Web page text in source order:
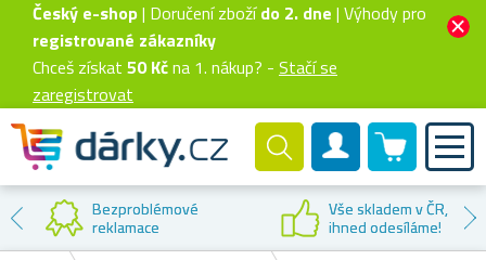
Český e-shop| Doručení zbožído 2. dne | Výhody pro
registrované zákazníky
Chceš získat 50 Kčna 1. nákup? - Stačí se
zaregistrovat
Zákaznický účet
0 produktů
Bezproblémové
reklamace
Vše skladem v ČR,
ihned odesíláme!